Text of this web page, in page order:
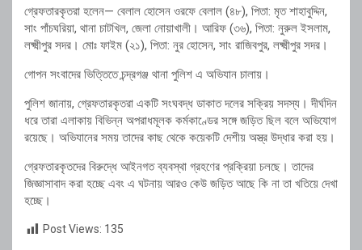
গ্রেফতারকৃতরা হলেন— বেলাল হোসেন ওরফে বেলাল (৪৮), পিতা: মৃত শাহাবুদ্দিন,
সাং পাঁচঘরিয়া, থানা চাটখিল, জেলা নোয়াখালী। আরিফ (৩৬), পিতা: নুরুল ইসলাম,
লক্ষ্মীপুর সদর। মোঃ ফাইম (২১), পিতা: নুর হোসেন, সাং রাজিবপুর, লক্ষ্মীপুর সদর।
গোপন সংবাদের ভিত্তিতে চন্দ্রগঞ্জ থানা পুলিশ এ অভিযান চালায়।
পুলিশ জানায়, গ্রেফতারকৃতরা একটি সংঘবদ্ধ ডাকাত দলের সক্রিয় সদস্য। দীর্ঘদিন
ধরে তারা এলাকায় বিভিন্ন অপরাধমূলক কর্মকাণ্ডের সঙ্গে জড়িত ছিল বলে অভিযোগ
রয়েছে। অভিযানের সময় তাদের কাছ থেকে কয়েকটি দেশীয় অস্ত্র উদ্ধার করা হয়।
গ্রেফতারকৃতদের বিরুদ্ধে আইনগত ব্যবস্থা গ্রহণের প্রক্রিয়া চলছে। তাদের
জিজ্ঞাসাবাদ করা হচ্ছে এবং এ ঘটনায় আরও কেউ জড়িত আছে কি না তা খতিয়ে দেখা
হচ্ছে।
Post Views: 135